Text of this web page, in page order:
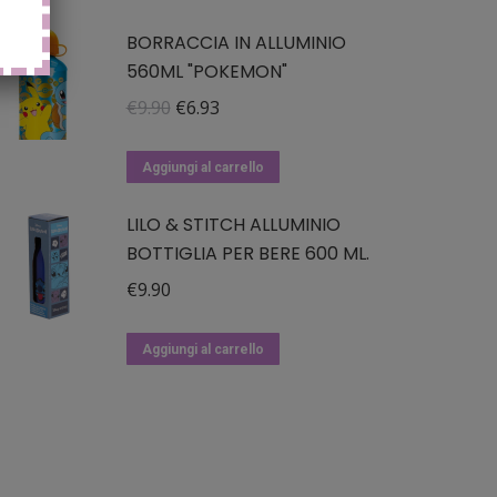
BORRACCIA IN ALLUMINIO
560ML "POKEMON"
€9.90 Il
originale
€9.90.
€6.93Il
attuale
€6.93.
Aggiungi al carrello
LILO & STITCH ALLUMINIO
BOTTIGLIA PER BERE 600 ML.
€9.90
Aggiungi al carrello